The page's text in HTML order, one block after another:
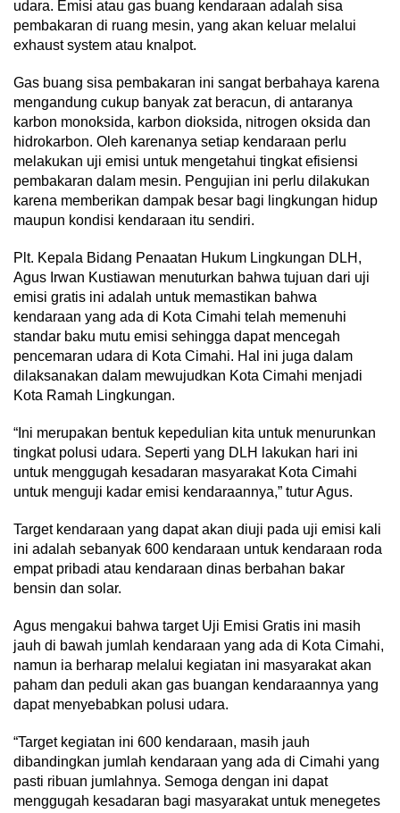
udara. Emisi atau gas buang kendaraan adalah sisa
pembakaran di ruang mesin, yang akan keluar melalui
exhaust system atau knalpot.
Gas buang sisa pembakaran ini sangat berbahaya karena
mengandung cukup banyak zat beracun, di antaranya
karbon monoksida, karbon dioksida, nitrogen oksida dan
hidrokarbon. Oleh karenanya setiap kendaraan perlu
melakukan uji emisi untuk mengetahui tingkat efisiensi
pembakaran dalam mesin. Pengujian ini perlu dilakukan
karena memberikan dampak besar bagi lingkungan hidup
maupun kondisi kendaraan itu sendiri.
Plt. Kepala Bidang Penaatan Hukum Lingkungan DLH,
Agus Irwan Kustiawan menuturkan bahwa tujuan dari uji
emisi gratis ini adalah untuk memastikan bahwa
kendaraan yang ada di Kota Cimahi telah memenuhi
standar baku mutu emisi sehingga dapat mencegah
pencemaran udara di Kota Cimahi. Hal ini juga dalam
dilaksanakan dalam mewujudkan Kota Cimahi menjadi
Kota Ramah Lingkungan.
“Ini merupakan bentuk kepedulian kita untuk menurunkan
tingkat polusi udara. Seperti yang DLH lakukan hari ini
untuk menggugah kesadaran masyarakat Kota Cimahi
untuk menguji kadar emisi kendaraannya,” tutur Agus.
Target kendaraan yang dapat akan diuji pada uji emisi kali
ini adalah sebanyak 600 kendaraan untuk kendaraan roda
empat pribadi atau kendaraan dinas berbahan bakar
bensin dan solar.
Agus mengakui bahwa target Uji Emisi Gratis ini masih
jauh di bawah jumlah kendaraan yang ada di Kota Cimahi,
namun ia berharap melalui kegiatan ini masyarakat akan
paham dan peduli akan gas buangan kendaraannya yang
dapat menyebabkan polusi udara.
“Target kegiatan ini 600 kendaraan, masih jauh
dibandingkan jumlah kendaraan yang ada di Cimahi yang
pasti ribuan jumlahnya. Semoga dengan ini dapat
menggugah kesadaran bagi masyarakat untuk menegetes